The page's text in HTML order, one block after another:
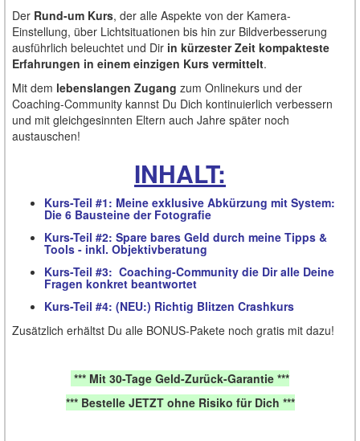
Der Rund-um Kurs, der alle Aspekte von der Kamera-
Einstellung, über Lichtsituationen bis hin zur Bildverbesserung
ausführlich beleuchtet und Dir in kürzester Zeit kompakteste
Erfahrungen in einem einzigen Kurs vermittelt.
Mit dem lebenslangen Zugang zum Onlinekurs und der
Coaching-Community kannst Du Dich kontinuierlich verbessern
und mit gleichgesinnten Eltern auch Jahre später noch
austauschen!
INHALT:
Kurs-Teil #1: Meine exklusive Abkürzung mit System:
Die 6 Bausteine der Fotografie
Kurs-Teil #2: Spare bares Geld durch meine Tipps &
Tools - inkl. Objektivberatung
Kurs-Teil #3: Coaching-Community die Dir alle Deine
Fragen konkret beantwortet
Kurs-Teil #4: (NEU:) Richtig Blitzen Crashkurs
Zusätzlich erhältst Du alle BONUS-Pakete noch gratis mit dazu!
*** Mit 30-Tage Geld-Zurück-Garantie ***
*** Bestelle JETZT ohne Risiko für Dich ***